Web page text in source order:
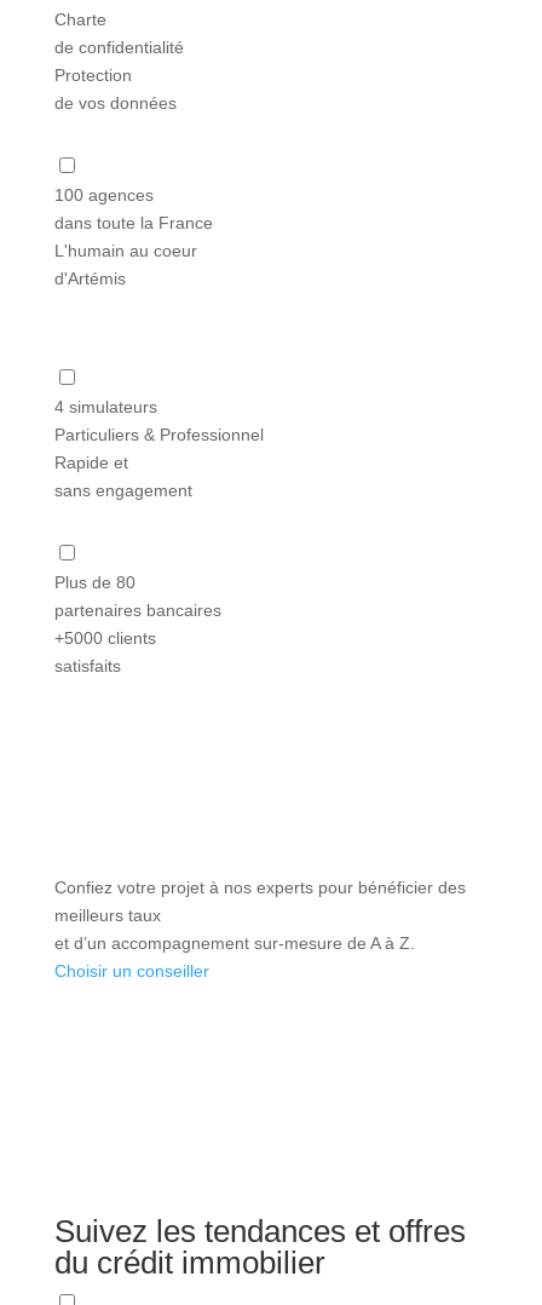
Charte
de confidentialité
Protection
de vos données
100 agences
dans toute la France
L'humain au coeur
d'Artémis
4 simulateurs
Particuliers & Professionnel
Rapide et
sans engagement
Plus de 80
partenaires bancaires
+5000 clients
satisfaits
Confiez votre projet à nos experts pour bénéficier des
meilleurs taux
et d’un accompagnement sur-mesure de A à Z.
Choisir un conseiller
Suivez les tendances et offres
du crédit immobilier